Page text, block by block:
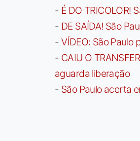
- É DO TRICOLOR!
- DE SAÍDA! São
- VÍDEO: São
- CAIU O
aguarda liberação
- São Paulo acerta